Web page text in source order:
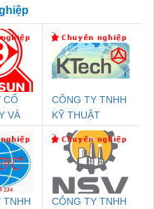
CỔ
VÀ
ĐÌNH
CÔNG TY TNHH
KỸ THUẬT
KTECH VIỆT
NAM
TNHH
CÔNG TY TNHH